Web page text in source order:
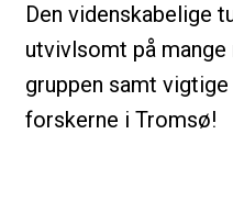
Den videnskabelige
utvivlsomt på
gruppen samt
forskerne i Tromsø!